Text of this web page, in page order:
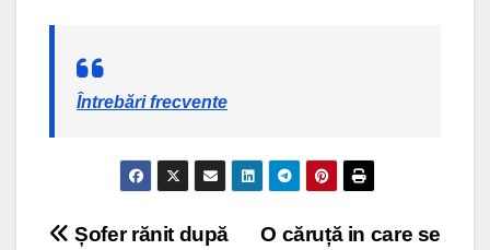
Întrebări frecvente
O căruță in care se
Șofer rănit după